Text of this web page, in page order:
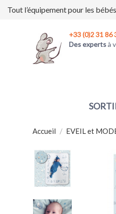
Tout l’équipement pour les
+33 (0)2 31 86
Des expertsà
Accueil EVEIL et